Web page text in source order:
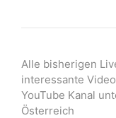
Alle bisherigen
interessante
YouTube Kanal
Österreich